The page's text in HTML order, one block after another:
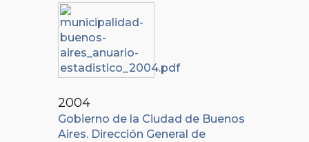
2004
Gobierno de la Ciudad de Buenos
Aires. Dirección General de